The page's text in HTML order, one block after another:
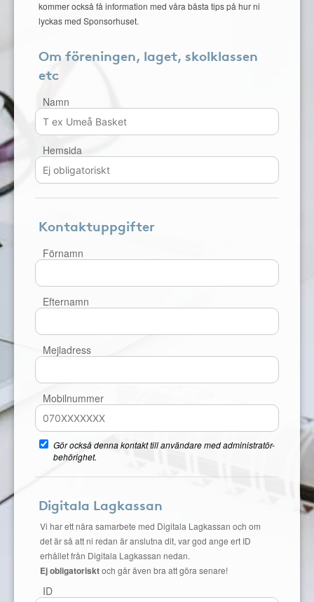
kommer också få information med våra bästa tips på hur ni
lyckas med Sponsorhuset.
Om föreningen, laget, skolklassen
etc
Namn
Hemsida
Kontaktuppgifter
Förnamn
Efternamn
Mejladress
Mobilnummer
Gör också denna kontakt till användare med administratör-
behörighet.
Digitala Lagkassan
Vi har ett nära samarbete med Digitala Lagkassan och om
det är så att ni redan är anslutna dit, var god ange ert ID
erhållet från Digitala Lagkassan nedan.
Ej obligatorisktoch går även bra att göra senare!
ID